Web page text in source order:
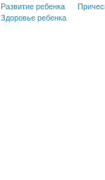
Развитие ребенка
Здоровье ребенка